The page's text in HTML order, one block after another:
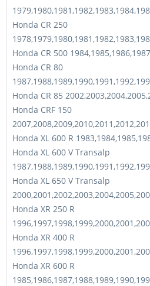
Honda CR 250
Honda CR 500
Honda CR 80
Honda CR 85
Honda CRF 150
Honda XL 600 R
Honda XL 600 V Transalp
Honda XL 650 V Transalp
Honda XR 250 R
Honda XR 400 R
Honda XR 600 R